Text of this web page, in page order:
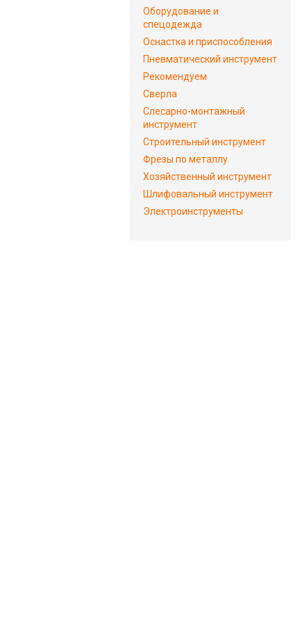
Оборудование и
спецодежда
Оснастка и приспособления
Пневматический инструмент
Рекомендуем
Сверла
Слесарно-монтажный
инструмент
Строительный инструмент
Фрезы по металлу
Хозяйственный инструмент
Шлифовальный инструмент
Электроинструменты